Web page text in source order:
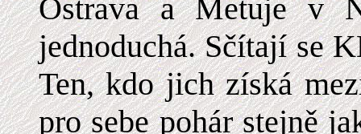
Ostrava a Metuje v
jednoduchá. Sčítají se
Ten, kdo jich získá
pro sebe pohár stejně